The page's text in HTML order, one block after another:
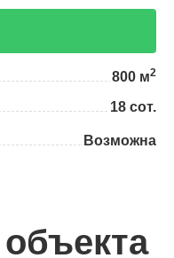
800 м2
18 сот.
Возможна